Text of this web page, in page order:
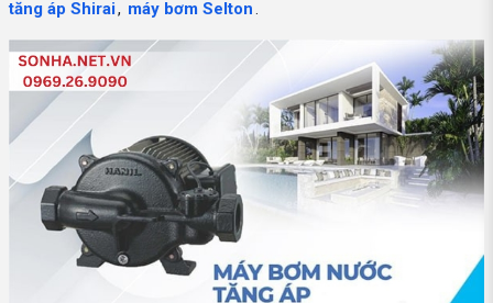
tăng áp Shirai, máy bơm Selton.